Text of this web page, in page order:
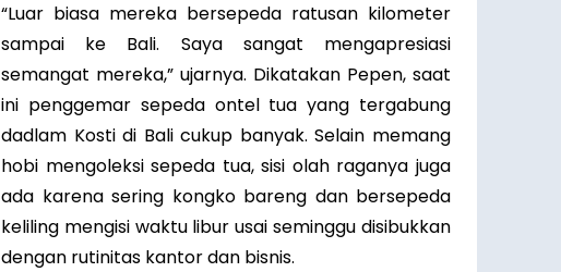
“Luar biasa mereka bersepeda ratusan kilometer
sampai ke Bali. Saya sangat mengapresiasi
semangat mereka,” ujarnya. Dikatakan Pepen, saat
ini penggemar sepeda ontel tua yang tergabung
dadlam Kosti di Bali cukup banyak. Selain memang
hobi mengoleksi sepeda tua, sisi olah raganya juga
ada karena sering kongko bareng dan bersepeda
keliling mengisi waktu libur usai seminggu disibukkan
dengan rutinitas kantor dan bisnis.